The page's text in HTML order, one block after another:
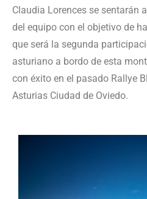
Claudia Lorences se sentarán
del equipo con el objetivo de
que será la segunda
asturiano a bordo de esta
con éxito en el pasado Rallye
Asturias Ciudad de Oviedo.